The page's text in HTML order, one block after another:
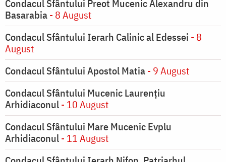
Condacul Sfântului Preot Mucenic Alexandru din
Basarabia- 8 August
Condacul Sfântului Ierarh Calinic al Edessei - 8
August
Condacul Sfântului Apostol Matia- 9 August
Condacul Sfântului Mucenic Laurențiu
Arhidiaconul- 10 August
Condacul Sfântului Mare Mucenic Evplu
Arhidiaconul- 11 August